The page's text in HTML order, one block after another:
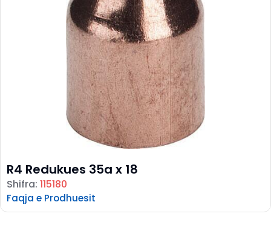
R4 Redukues 35a x 18
Shifra: 115180
Faqja e Prodhuesit